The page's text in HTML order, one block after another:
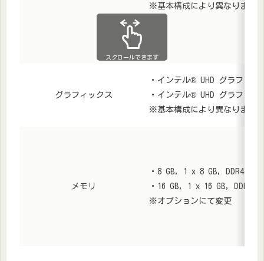
※基本構成により異なります。
グラフィックス
・インテル® UHD グラフィ
・インテル® UHD グラフィ
※基本構成により異なります。
メモリ
・8 GB, 1 x 8 GB, DDR4,
・16 GB, 1 x 16 GB, DDR4,
※オプションにて変更
スクロールできます